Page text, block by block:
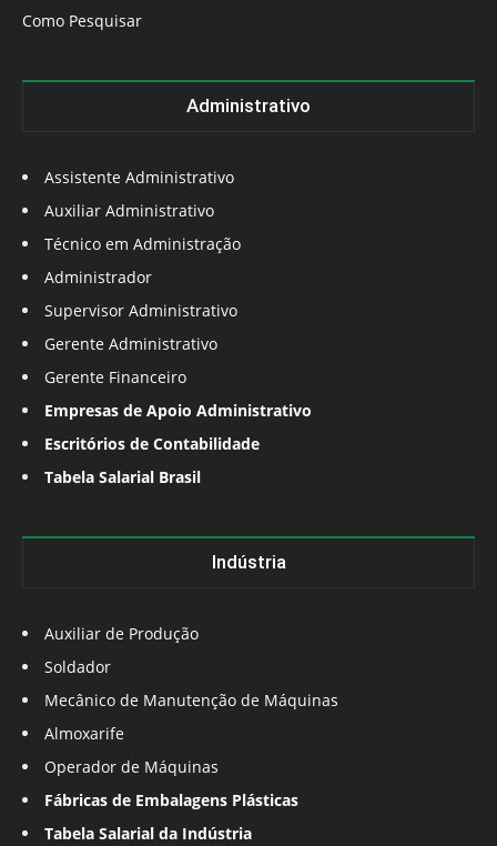
Como Pesquisar
Administrativo
Assistente Administrativo
Auxiliar Administrativo
Técnico em Administração
Administrador
Supervisor Administrativo
Gerente Administrativo
Gerente Financeiro
Empresas de Apoio Administrativo
Escritórios de Contabilidade
Tabela Salarial Brasil
Indústria
Auxiliar de Produção
Soldador
Mecânico de Manutenção de Máquinas
Almoxarife
Operador de Máquinas
Fábricas de Embalagens Plásticas
Tabela Salarial da Indústria